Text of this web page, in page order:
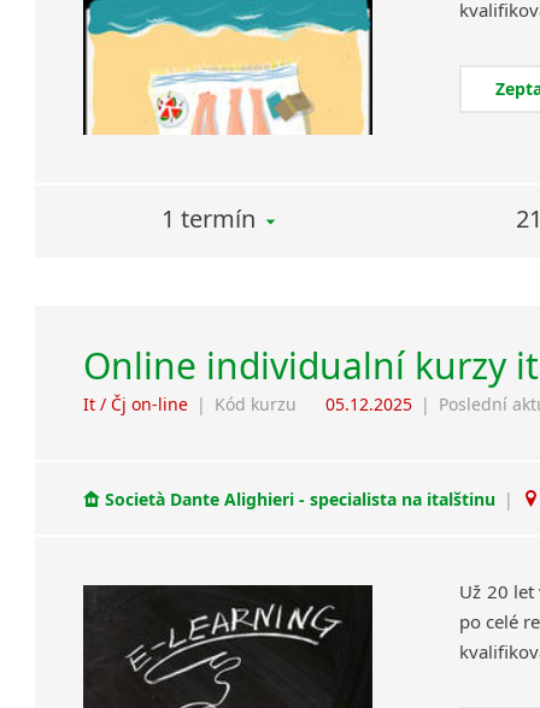
1 termín
Online individualní kurzy
It / Čj on-line | Kód kurzu 05.12.2025 | Poslední
Società Dante Alighieri - specialista na italštinu |
Už 20 let
po celé